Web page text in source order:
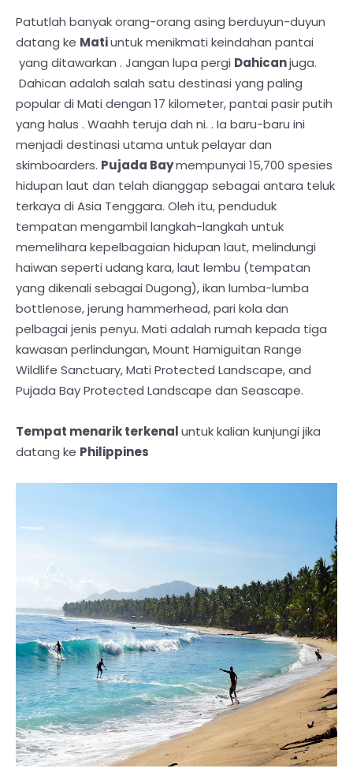
Patutlah banyak orang-orang asing berduyun-duyun
datang ke Matiuntuk menikmati keindahan pantai
yang ditawarkan . Jangan lupa pergi Dahicanjuga.
Dahican adalah salah satu destinasi yang paling
popular di Mati dengan 17 kilometer, pantai pasir putih
yang halus . Waahh teruja dah ni. . Ia baru-baru ini
menjadi destinasi utama untuk pelayar dan
skimboarders. Pujada Baymempunyai 15,700 spesies
hidupan laut dan telah dianggap sebagai antara teluk
terkaya di Asia Tenggara. Oleh itu, penduduk
tempatan mengambil langkah-langkah untuk
memelihara kepelbagaian hidupan laut, melindungi
haiwan seperti udang kara, laut lembu (tempatan
yang dikenali sebagai Dugong), ikan lumba-lumba
bottlenose, jerung hammerhead, pari kola dan
pelbagai jenis penyu. Mati adalah rumah kepada tiga
kawasan perlindungan, Mount Hamiguitan Range
Wildlife Sanctuary, Mati Protected Landscape, and
Pujada Bay Protected Landscape dan Seascape.
Tempat menarik terkenaluntuk kalian kunjungi jika
datang ke Philippines